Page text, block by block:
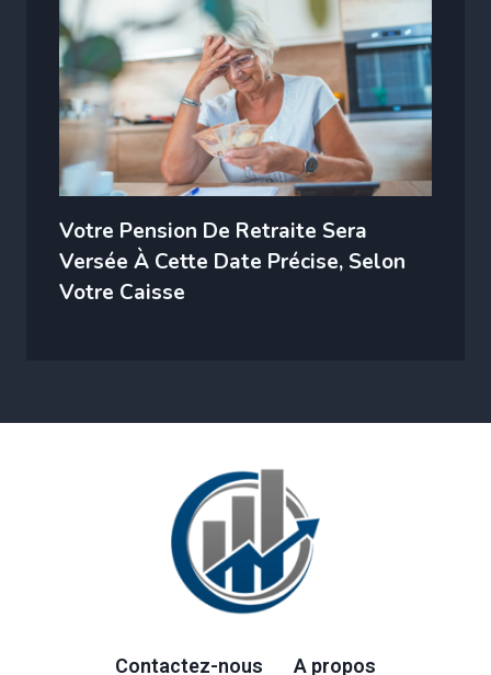
Votre Pension De Retraite Sera
Versée À Cette Date Précise, Selon
Votre Caisse
Contactez-nous A propos